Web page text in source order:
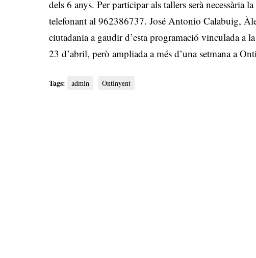
dels 6 anys. Per participar als tallers serà necessària
telefonant al 962386737. José Antonio Calabuig,
ciutadania a gaudir d’esta programació vinculada a
23 d’abril, però ampliada a més d’una setmana a
Tags: admin Ontinyent